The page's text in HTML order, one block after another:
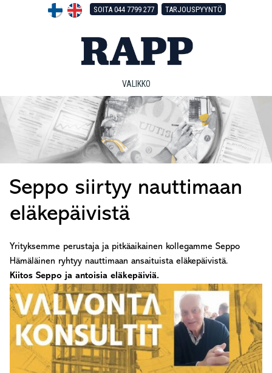
SOITA 044 7799 277 TARJOUSPYYNTÖ
VALIKKO
Seppo siirtyy nauttimaan
eläkepäivistä
Yrityksemme perustaja ja pitkäaikainen kollegamme Seppo
Hämäläinen ryhtyy nauttimaan ansaituista eläkepäivistä.
Kiitos Seppo ja antoisia eläkepäiviä.